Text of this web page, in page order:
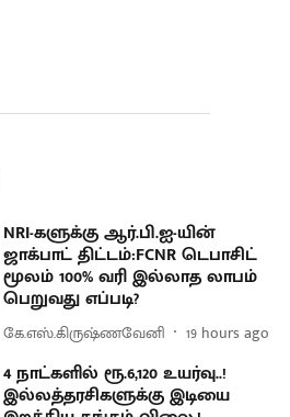
NRI-களுக்கு ஆர்.பி.ஐ-யின்
ஜாக்பாட் திட்டம்:FCNR டெபாசிட்
மூலம் 100% வரி இல்லாத லாபம்
பெறுவது எப்படி?
கே.எஸ்.கிருஷ்ணவேனி 19 hours ago
4 நாட்களில் ரூ.6,120 உயர்வு..!
இல்லத்தரசிகளுக்கு இடியை